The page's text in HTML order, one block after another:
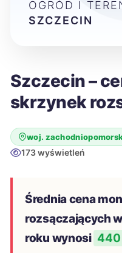
Szczecin –
skrzynek
woj.
173 wyświetleń
Średnia cena
rozsączających
roku wynosi 440
OGRÓD I
SZCZECIN